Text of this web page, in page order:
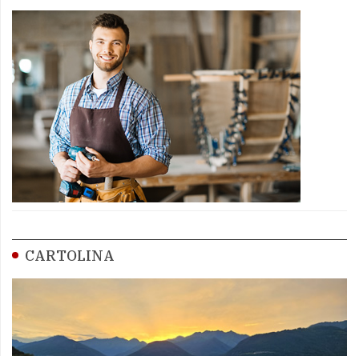
CARTOLINA